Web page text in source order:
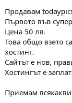
т
а
Продавам
Първото във
Цена 50 лв.
Това общо взето
хостинг.
Сайтът е нов,
Хостингът е
Приемам